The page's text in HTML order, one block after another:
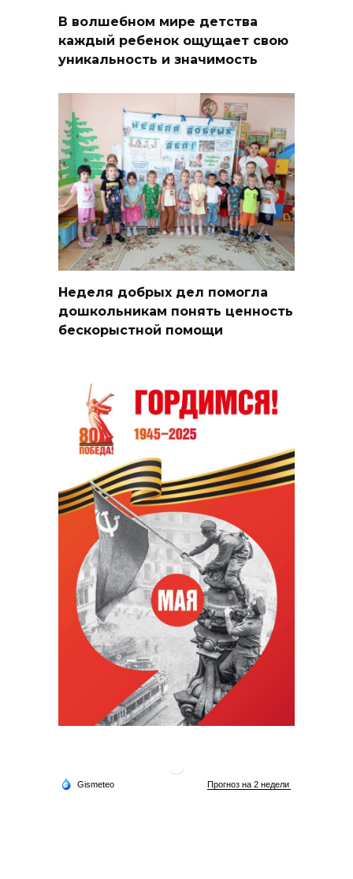
В волшебном мире детства
каждый ребенок ощущает свою
уникальность и значимость
Неделя добрых дел помогла
дошкольникам понять ценность
бескорыстной помощи